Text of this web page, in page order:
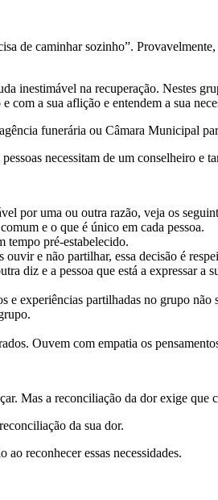
de caminhar sozinho”.
inestimável na recuperação. Nestes
a sua aflição e entendem a sua
funerária ou Câmara Municipal
necessitam de um conselheiro e
por uma ou outra razão, veja os
e o que é único em cada pessoa.
tempo pré-estabelecido.
e não partilhar, essa decisão é
diz e a pessoa que está a expressar
experiências partilhadas no grupo não
Ouvem com empatia os
Mas a reconciliação da dor exige que
da sua dor.
reconhecer essas necessidades.